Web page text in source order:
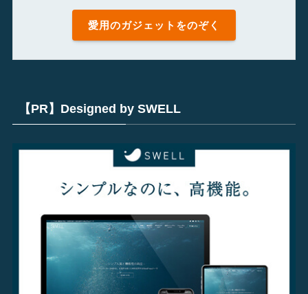
愛用のガジェットをのぞく
【PR】Designed by SWELL